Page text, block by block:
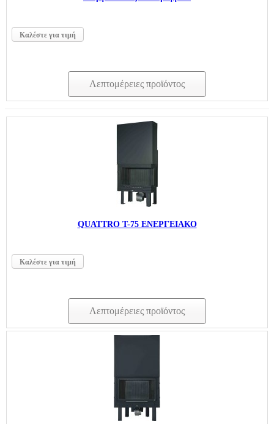
Καλέστε για τιμή
Λεπτομέρειες προϊόντος
QUATTRO T-75 ΕΝΕΡΓΕΙΑΚΟ
Καλέστε για τιμή
Λεπτομέρειες προϊόντος